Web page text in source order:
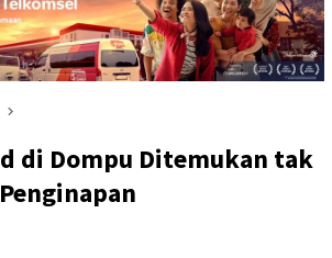
di Dompu Ditemukan tak